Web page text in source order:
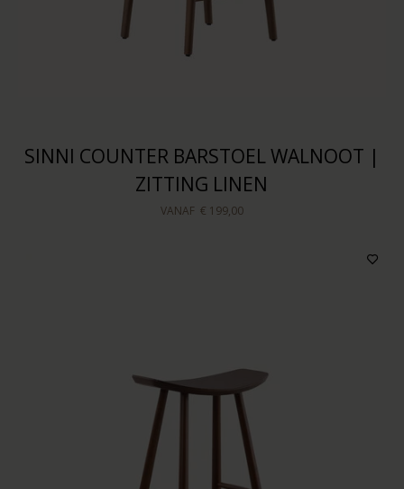
SINNI COUNTER BARSTOEL WALNOOT |
ZITTING LINEN
VANAF € 199,00